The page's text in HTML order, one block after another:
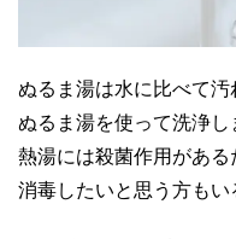
ぬるま湯は水に比べて
ぬるま湯を使って洗浄し
熱湯には殺菌作用があ
消毒したいと思う方もい